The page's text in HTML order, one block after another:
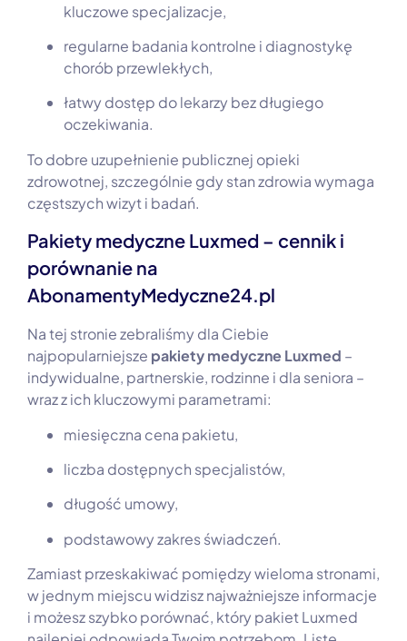
kluczowe specjalizacje,
regularne badania kontrolne i diagnostykę
chorób przewlekłych,
łatwy dostęp do lekarzy bez długiego
oczekiwania.
To dobre uzupełnienie publicznej opieki
zdrowotnej, szczególnie gdy stan zdrowia wymaga
częstszych wizyt i badań.
Pakiety medyczne Luxmed – cennik i
porównanie na
AbonamentyMedyczne24.pl
Na tej stronie zebraliśmy dla Ciebie
najpopularniejsze pakiety medyczne Luxmed –
indywidualne, partnerskie, rodzinne i dla seniora –
wraz z ich kluczowymi parametrami:
miesięczna cena pakietu,
liczba dostępnych specjalistów,
długość umowy,
podstawowy zakres świadczeń.
Zamiast przeskakiwać pomiędzy wieloma stronami,
w jednym miejscu widzisz najważniejsze informacje
i możesz szybko porównać, który pakiet Luxmed